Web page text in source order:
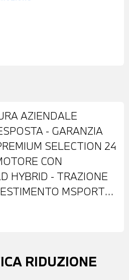
AZIENDALE
- GARANZIA
SELECTION 24
CON
HYBRID - TRAZIONE
MSPORT
GREY -
CON PINZE NERE -
RIDUZIONE